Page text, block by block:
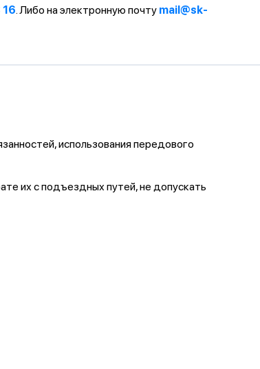
16. Либо на электронную почту mail@sk-
использования передового
их с подъездных путей, не допускать